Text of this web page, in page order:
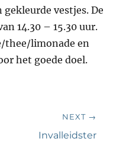
vestjes. De
14.30 – 15.30 uur.
thee/limonade en
het goede doel.
NEXT →
Invalleidster